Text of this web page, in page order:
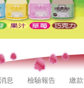
息 檢驗報告 繳